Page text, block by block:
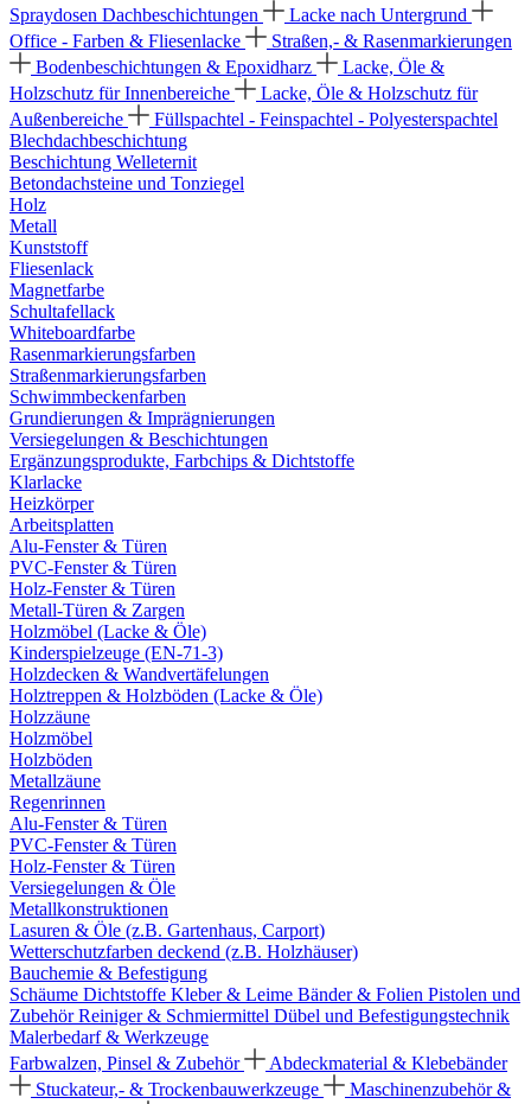
Spraydosen Dachbeschichtungen
Lacke nach Untergrund
Office - Farben & Fliesenlacke
Straßen,- & Rasenmarkierungen
Bodenbeschichtungen & Epoxidharz
Lacke, Öle &
Holzschutz für Innenbereiche
Lacke, Öle & Holzschutz für
Außenbereiche
Füllspachtel - Feinspachtel - Polyesterspachtel
Blechdachbeschichtung
Beschichtung Welleternit
Betondachsteine und Tonziegel
Holz
Metall
Kunststoff
Fliesenlack
Magnetfarbe
Schultafellack
Whiteboardfarbe
Rasenmarkierungsfarben
Straßenmarkierungsfarben
Schwimmbeckenfarben
Grundierungen & Imprägnierungen
Versiegelungen & Beschichtungen
Ergänzungsprodukte, Farbchips & Dichtstoffe
Klarlacke
Heizkörper
Arbeitsplatten
Alu-Fenster & Türen
PVC-Fenster & Türen
Holz-Fenster & Türen
Metall-Türen & Zargen
Holzmöbel (Lacke & Öle)
Kinderspielzeuge (EN-71-3)
Holzdecken & Wandvertäfelungen
Holztreppen & Holzböden (Lacke & Öle)
Holzzäune
Holzmöbel
Holzböden
Metallzäune
Regenrinnen
Alu-Fenster & Türen
PVC-Fenster & Türen
Holz-Fenster & Türen
Versiegelungen & Öle
Metallkonstruktionen
Lasuren & Öle (z.B. Gartenhaus, Carport)
Wetterschutzfarben deckend (z.B. Holzhäuser)
Bauchemie & Befestigung
Schäume Dichtstoffe Kleber & Leime Bänder & Folien Pistolen und
ZubehörReiniger & Schmiermittel Dübel und Befestigungstechnik
Malerbedarf & Werkzeuge
Farbwalzen, Pinsel & Zubehör
Abdeckmaterial & Klebebänder
Stuckateur,- & Trockenbauwerkzeuge
Maschinenzubehör &